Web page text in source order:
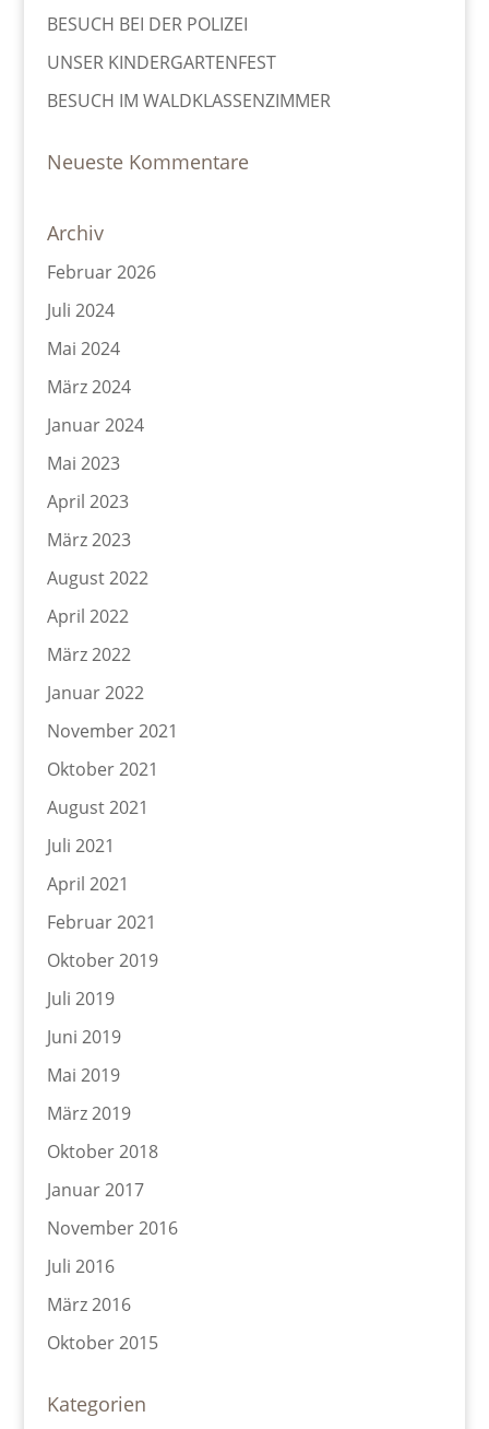
BESUCH BEI DER POLIZEI
UNSER KINDERGARTENFEST
BESUCH IM WALDKLASSENZIMMER
Neueste Kommentare
Archiv
Februar 2026
Juli 2024
Mai 2024
März 2024
Januar 2024
Mai 2023
April 2023
März 2023
August 2022
April 2022
März 2022
Januar 2022
November 2021
Oktober 2021
August 2021
Juli 2021
April 2021
Februar 2021
Oktober 2019
Juli 2019
Juni 2019
Mai 2019
März 2019
Oktober 2018
Januar 2017
November 2016
Juli 2016
März 2016
Oktober 2015
Kategorien